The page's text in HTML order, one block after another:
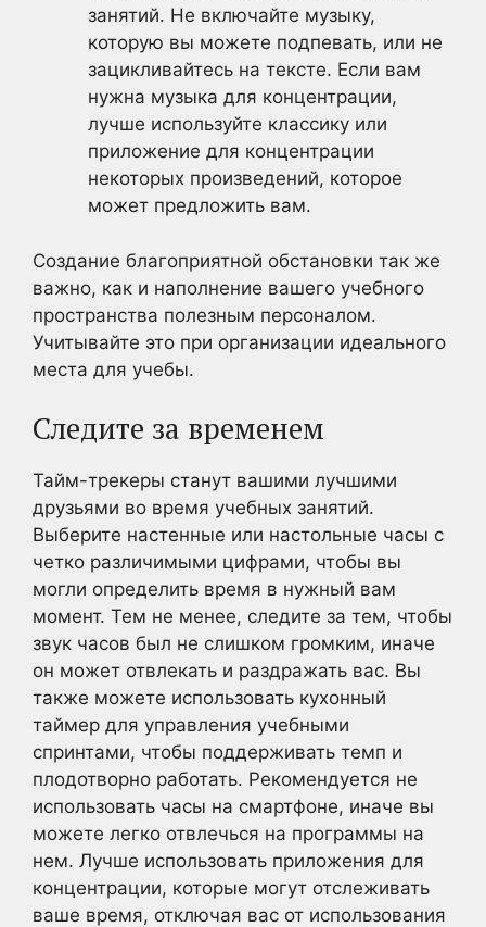
занятий. Не включайте музыку,
которую вы можете подпевать, или не
зацикливайтесь на тексте. Если вам
нужна музыка для концентрации,
лучше используйте классику или
приложение для концентрации
некоторых произведений, которое
может предложить вам.
Создание благоприятной обстановки так же
важно, как и наполнение вашего учебного
пространства полезным персоналом.
Учитывайте это при организации идеального
места для учебы.
Следите за временем
Тайм-трекеры станут вашими лучшими
друзьями во время учебных занятий.
Выберите настенные или настольные часы с
четко различимыми цифрами, чтобы вы
могли определить время в нужный вам
момент. Тем не менее, следите за тем, чтобы
звук часов был не слишком громким, иначе
он может отвлекать и раздражать вас. Вы
также можете использовать кухонный
таймер для управления учебными
спринтами, чтобы поддерживать темп и
плодотворно работать. Рекомендуется не
использовать часы на смартфоне, иначе вы
можете легко отвлечься на программы на
нем. Лучше использовать приложения для
концентрации, которые могут отслеживать
ваше время, отключая вас от использования